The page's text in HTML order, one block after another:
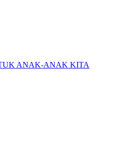
ANAK-ANAK KITA